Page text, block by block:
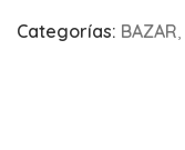
Categorías: BAZAR,